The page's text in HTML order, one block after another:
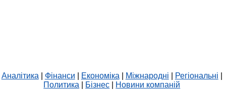
Аналітика Фінанси Економіка Міжнародні Регіональні
Политика
Бізнес Новини компаній